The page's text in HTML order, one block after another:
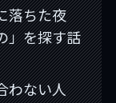
落ちた夜
を探す話
わない人